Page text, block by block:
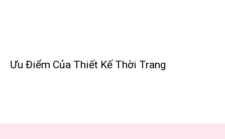
Ưu Điểm Của Thiết Kế Thời Trang